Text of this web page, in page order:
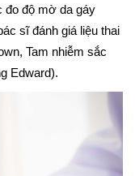
đo độ mờ da gáy
sĩ đánh giá liệu thai
Tam nhiễm sắc
Edward).